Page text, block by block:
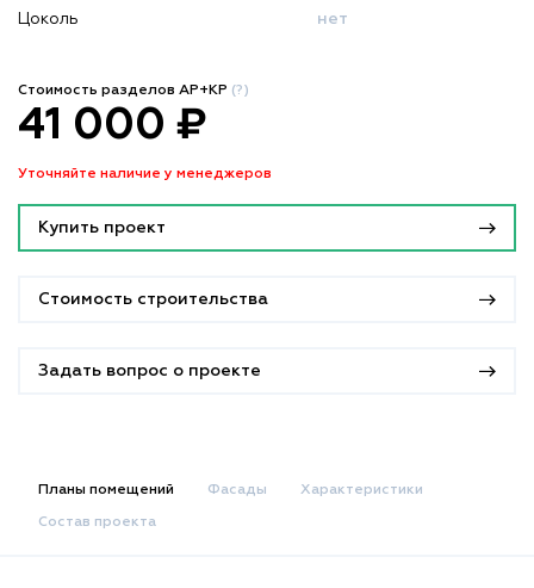
Цоколь нет
Стоимость разделов АР+КР (?)
41 000 ₽
Уточняйте наличие у менеджеров
Купить проект
Стоимость строительства
Задать вопрос о проекте
Планы помещений Фасады Характеристики
Состав проекта